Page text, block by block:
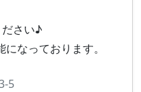
さい♪
なっております。
5